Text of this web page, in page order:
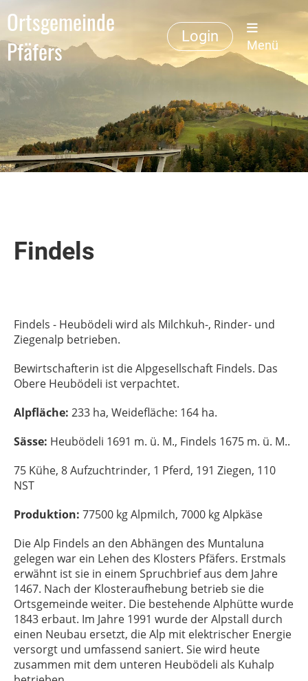
Ortsgemeinde
Pfäfers
Login
Menü
Findels
Findels - Heubödeli wird als Milchkuh-, Rinder- und
Ziegenalp betrieben.
Bewirtschafterin ist die Alpgesellschaft Findels. Das
Obere Heubödeli ist verpachtet.
Alpfläche: 233 ha, Weidefläche: 164 ha.
Sässe: Heubödeli 1691 m. ü. M., Findels 1675 m. ü. M..
75 Kühe, 8 Aufzuchtrinder, 1 Pferd, 191 Ziegen, 110
NST
Produktion: 77500 kg Alpmilch, 7000 kg Alpkäse
Die Alp Findels an den Abhängen des Muntaluna
gelegen war ein Lehen des Klosters Pfäfers. Erstmals
erwähnt ist sie in einem Spruchbrief aus dem Jahre
1467. Nach der Klosteraufhebung betrieb sie die
Ortsgemeinde weiter. Die bestehende Alphütte wurde
1843 erbaut. Im Jahre 1991 wurde der Alpstall durch
einen Neubau ersetzt, die Alp mit elektrischer Energie
versorgt und umfassend saniert. Sie wird heute
zusammen mit dem unteren Heubödeli als Kuhalp